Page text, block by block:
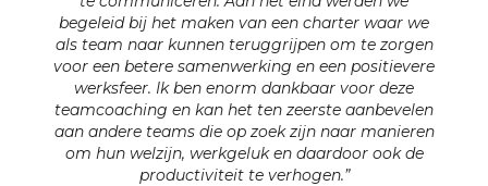
begeleid bij het maken van een charter waar we
als team naar kunnen teruggrijpen om te zorgen
voor een betere samenwerking en een positievere
werksfeer. Ik ben enorm dankbaar voor deze
teamcoaching en kan het ten zeerste aanbevelen
aan andere teams die op zoek zijn naar manieren
om hun welzijn, werkgeluk en daardoor ook de
productiviteit te verhogen.”